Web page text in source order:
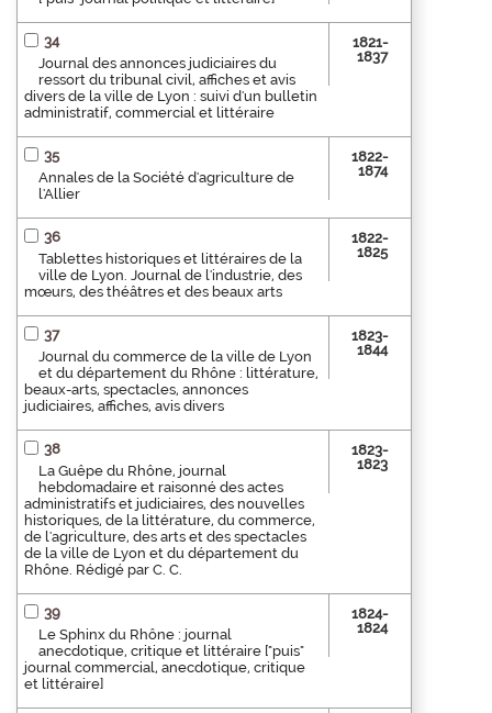
34
Journal des annonces judiciaires du
ressort du tribunal civil, affiches et avis
divers de la ville de Lyon : suivi d'un bulletin
administratif, commercial et littéraire
1821-
1837
35
Annales de la Société d'agriculture de
l'Allier
1822-
1874
36
Tablettes historiques et littéraires de la
ville de Lyon. Journal de l'industrie, des
mœurs, des théâtres et des beaux arts
1822-
1825
37
Journal du commerce de la ville de Lyon
et du département du Rhône : littérature,
beaux-arts, spectacles, annonces
judiciaires, affiches, avis divers
1823-
1844
38
La Guêpe du Rhône, journal
hebdomadaire et raisonné des actes
administratifs et judiciaires, des nouvelles
historiques, de la littérature, du commerce,
de l'agriculture, des arts et des spectacles
de la ville de Lyon et du département du
Rhône. Rédigé par C. C.
1823-
1823
39
Le Sphinx du Rhône : journal
anecdotique, critique et littéraire ["puis"
journal commercial, anecdotique, critique
et littéraire]
1824-
1824